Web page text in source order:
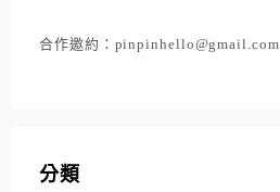
合作邀約：pinpinhello@gmail.com
分類